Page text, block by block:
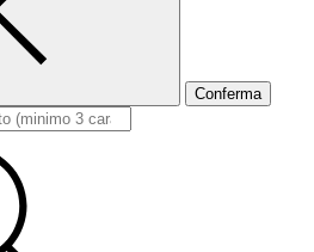
Conferma